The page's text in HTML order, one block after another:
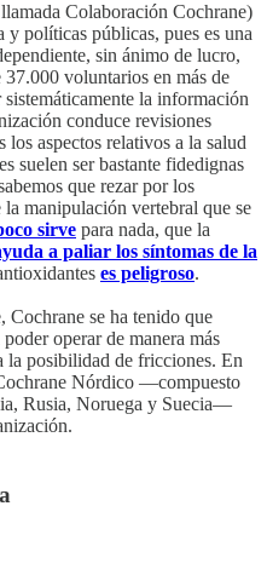
Colaboración Cochrane)
y políticas públicas, pues es una
sin ánimo de lucro,
voluntarios en más de
la información
conduce revisiones
los aspectos relativos a la salud
suelen ser bastante fidedignas
que rezar por los
la manipulación vertebral que se
sirve para nada, que la
a paliar los síntomas de la
es peligroso.
Cochrane se ha tenido que
operar de manera más
la posibilidad de fricciones. En
Nórdico —compuesto
Rusia, Noruega y Suecia—